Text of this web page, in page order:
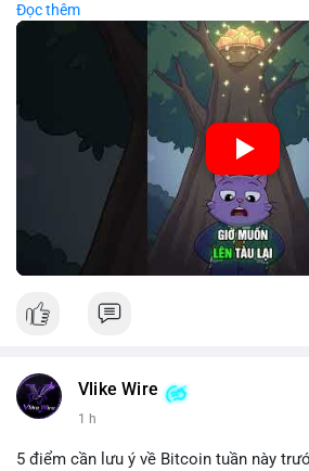
hóa điểm vào lệnh.
🎥 Xem video trực tiếp tại:
Nguồn: Cú Thông Thái
Đọc thêm
Vlike Wire
1 h
5 điểm cần lưu ý về Bitcoin tuần này